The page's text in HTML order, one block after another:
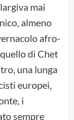
mai
almeno
afro-
di Chet
una lunga
europei,
i
sempre